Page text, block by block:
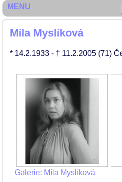
Míla Myslíková
* 14.2.1933 - † 11.2.2005 (71)
Galerie: Míla Myslíková
MENU